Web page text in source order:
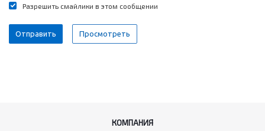
Разрешить смайлики в этом сообщении
КОМПАНИЯ